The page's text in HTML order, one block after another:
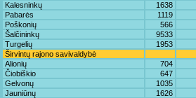
Kalesninkų
1638
Pabarės
1119
Poškonių
566
Šalčininkų
9533
Turgelių
1953
Širvintų rajono savivaldybė
Alionių
704
Čiobiškio
647
Gelvonų
1035
Jauniūnų
1626